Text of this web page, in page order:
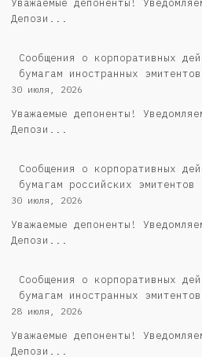
Уважаемые депоненты!
Депози...
Сообщения о корпоративных
бумагам иностранных эмитентов
30 июля, 2026
Уважаемые депоненты!
Депози...
Cообщения о корпоративных
бумагам российских эмитентов
30 июля, 2026
Уважаемые депоненты!
Депози...
Сообщения о корпоративных
бумагам иностранных эмитентов
28 июля, 2026
Уважаемые депоненты!
Депози...